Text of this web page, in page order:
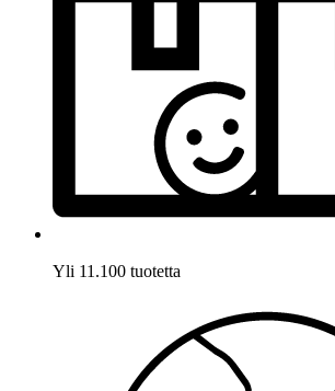
Yli 11.100 tuotetta